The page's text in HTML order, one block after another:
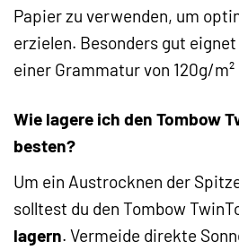
Papier zu verwenden, um
erzielen. Besonders gut
einer Grammatur von 120g/m²
Wie lagere ich den Tombow
besten?
Um ein Austrocknen der
solltest du den Tombow
lagern. Vermeide direkte